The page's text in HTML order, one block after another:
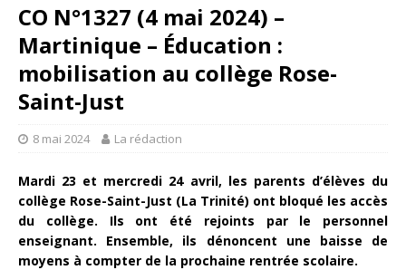
CO N°1327 (4 mai 2024) –
Martinique – Éducation :
mobilisation au collège Rose-
Saint-Just
8 mai 2024 La rédaction
Mardi 23 et mercredi 24 avril, les parents d’élèves du
collège Rose-Saint-Just (La Trinité) ont bloqué les accès
du collège. Ils ont été rejoints par le personnel
enseignant. Ensemble, ils dénoncent une baisse de
moyens à compter de la prochaine rentrée scolaire.